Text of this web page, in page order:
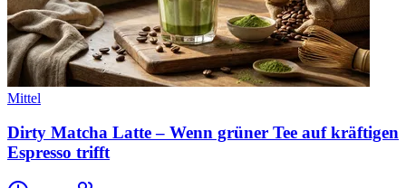
Mittel
Dirty Matcha Latte – Wenn grüner Tee auf kräftigen
Espresso trifft